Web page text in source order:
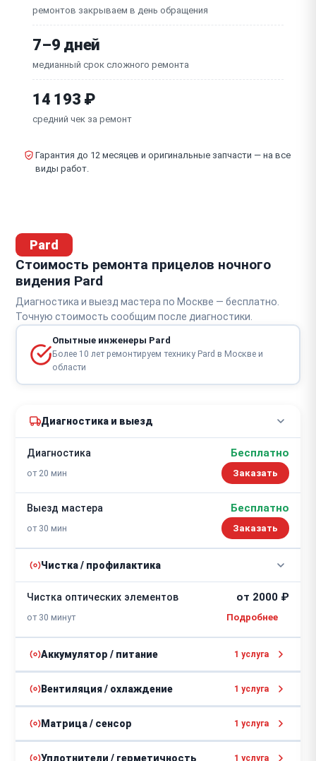
ремонтов закрываем в день обращения
7–9 дней
медианный срок сложного ремонта
14 193 ₽
средний чек за ремонт
Гарантия до 12 месяцев и оригинальные запчасти — на все
виды работ.
Pard
Стоимость ремонта прицелов ночного
видения Pard
Диагностика и выезд мастера по Москве — бесплатно.
Точную стоимость сообщим после диагностики.
Опытные инженеры Pard
Более 10 лет ремонтируем технику Pard в Москве и
области
Диагностика и выезд
Диагностика
от 20 мин
Бесплатно
Заказать
Выезд мастера
от 30 мин
Бесплатно
Заказать
Чистка / профилактика
Чистка оптических элементов
от 30 минут
от 2000 ₽
Аккумулятор / питание 1 услуга
Замена аккумулятора/батареи
от 30 минут
от 1500 ₽
Вентиляция / охлаждение 1 услуга
Ремонт системы охлаждения
матрицы
от 5000 ₽
Матрица / сенсор 1 услуга
Замена ИК-матрицы от 10000 ₽
Уплотнители / герметичность 1 услуга